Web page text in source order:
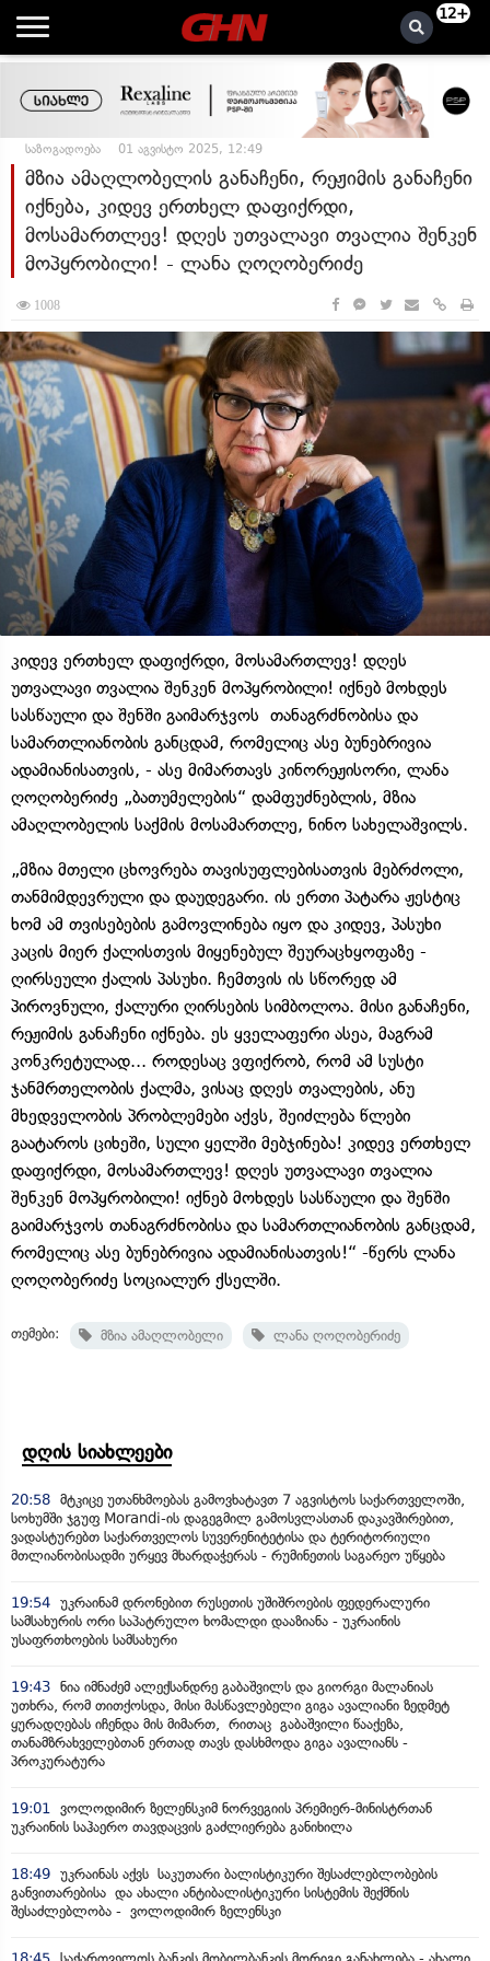
12+
საზოგადოება 01 აგვისტო 2025, 12:49
მზია ამაღლობელის განაჩენი, რეჟიმის განაჩენი
იქნება, კიდევ ერთხელ დაფიქრდი,
მოსამართლევ! დღეს უთვალავი თვალია შენკენ
მოპყრობილი! - ლანა ღოღობერიძე
1008
კიდევ ერთხელ დაფიქრდი, მოსამართლევ! დღეს
უთვალავი თვალია შენკენ მოპყრობილი! იქნებ მოხდეს
სასწაული და შენში გაიმარჯვოს თანაგრძნობისა და
სამართლიანობის განცდამ, რომელიც ასე ბუნებრივია
ადამიანისათვის, - ასე მიმართავს კინორეჟისორი, ლანა
ღოღობერიძე „ბათუმელების“ დამფუძნებლის, მზია
ამაღლობელის საქმის მოსამართლე, ნინო სახელაშვილს.
„მზია მთელი ცხოვრება თავისუფლებისათვის მებრძოლი,
თანმიმდევრული და დაუდეგარი. ის ერთი პატარა ჟესტიც
ხომ ამ თვისებების გამოვლინება იყო და კიდევ, პასუხი
კაცის მიერ ქალისთვის მიყენებულ შეურაცხყოფაზე -
ღირსეული ქალის პასუხი. ჩემთვის ის სწორედ ამ
პიროვნული, ქალური ღირსების სიმბოლოა. მისი განაჩენი,
რეჟიმის განაჩენი იქნება. ეს ყველაფერი ასეა, მაგრამ
კონკრეტულად... როდესაც ვფიქრობ, რომ ამ სუსტი
ჯანმრთელობის ქალმა, ვისაც დღეს თვალების, ანუ
მხედველობის პრობლემები აქვს, შეიძლება წლები
გაატაროს ციხეში, სული ყელში მებჯინება! კიდევ ერთხელ
დაფიქრდი, მოსამართლევ! დღეს უთვალავი თვალია
შენკენ მოპყრობილი! იქნებ მოხდეს სასწაული და შენში
გაიმარჯვოს თანაგრძნობისა და სამართლიანობის განცდამ,
რომელიც ასე ბუნებრივია ადამიანისათვის!“ -წერს ლანა
ღოღობერიძე სოციალურ ქსელში.
თემები: მზია ამაღლობელი ლანა ღოღობერიძე
დღის სიახლეები
20:58 მტკიცე უთანხმოებას გამოვხატავთ 7 აგვისტოს საქართველოში,
სოხუმში ჯგუფ Morandi-ის დაგეგმილ გამოსვლასთან დაკავშირებით,
ვადასტურებთ საქართველოს სუვერენიტეტისა და ტერიტორიული
მთლიანობისადმი ურყევ მხარდაჭერას - რუმინეთის საგარეო უწყება
19:54 უკრაინამ დრონებით რუსეთის უშიშროების ფედერალური
სამსახურის ორი საპატრულო ხომალდი დააზიანა - უკრაინის
უსაფრთხოების სამსახური
19:43 ნია იმნაძემ ალექსანდრე გაბაშვილს და გიორგი მალანიას
უთხრა, რომ თითქოსდა, მისი მასწავლებელი გიგა ავალიანი ზედმეტ
ყურადღებას იჩენდა მის მიმართ, რითაც გაბაშვილი წააქეზა,
თანამზრახველებთან ერთად თავს დასხმოდა გიგა ავალიანს -
პროკურატურა
19:01
ვოლოდიმირ ზელენსკიმ ნორვეგიის პრემიერ-მინისტრთან
უკრაინის საჰაერო თავდაცვის გაძლიერება განიხილა
18:49 უკრაინას აქვს საკუთარი ბალისტიკური შესაძლებლობების
განვითარებისა და ახალი ანტიბალისტიკური სისტემის შექმნის
შესაძლებლობა - ვოლოდიმირ ზელენსკი